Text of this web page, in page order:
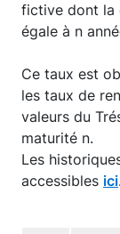
fictive dont la
égale à n
Ce taux est
les taux de
valeurs du
maturité n.
Les
accessibles ici.